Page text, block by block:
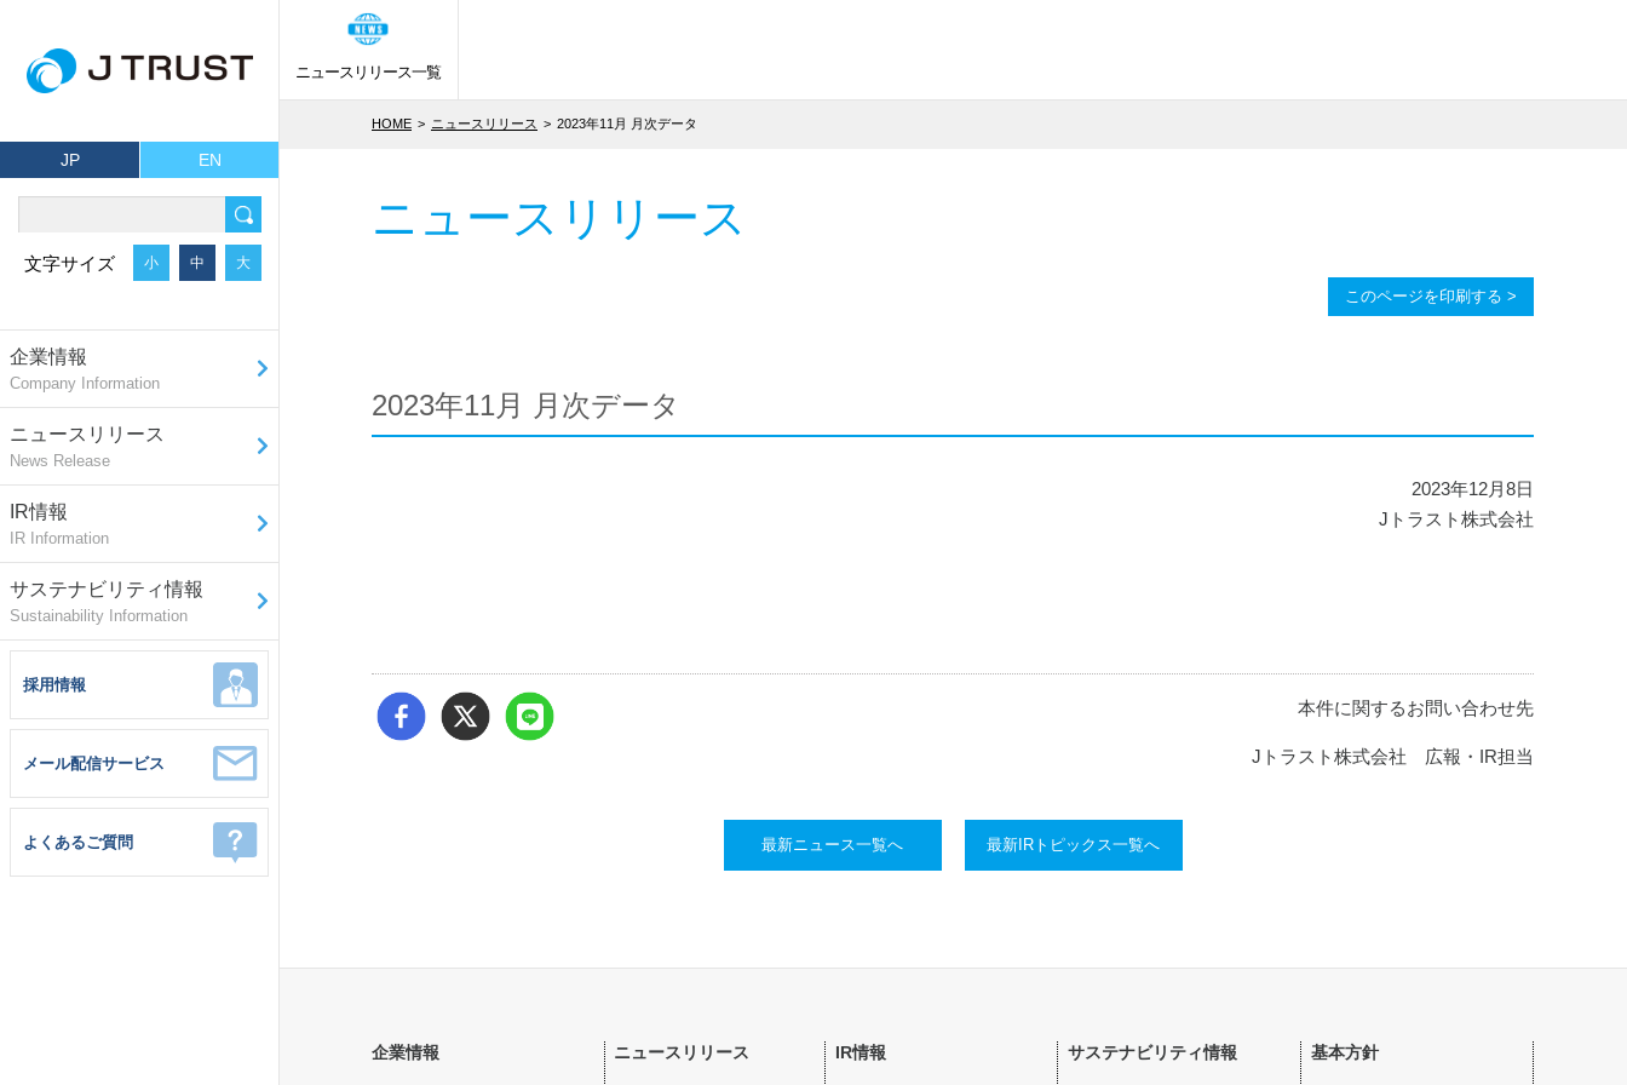
JP EN
文字サイズ 小 中 大
企業情報
Company Information
ニュースリリース
News Release
IR情報
IR Information
サステナビリティ情報
Sustainability Information
採用情報
メール配信サービス
よくあるご質問
ニュースリリース一覧
HOME ニュースリリース 2023年11月 月次データ
ニュースリリース
このページを印刷する >
2023年11月 月次データ
2023年12月8日
Jトラスト株式会社
本件に関するお問い合わせ先
Jトラスト株式会社 広報・IR担当
最新ニュース一覧へ 最新IRトピックス一覧へ
企業情報 ニュースリリース IR情報 サステナビリティ情報 基本方針